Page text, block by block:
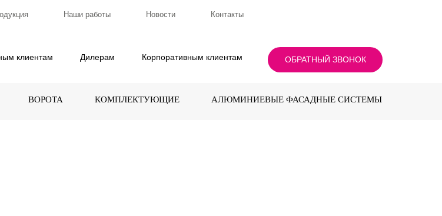
Наши работы Новости Контакты
клиентам Дилерам Корпоративным клиентам ОБРАТНЫЙ ЗВОНОК
ВОРОТА КОМПЛЕКТУЮЩИЕ АЛЮМИНИЕВЫЕ ФАСАДНЫЕ СИСТЕМЫ